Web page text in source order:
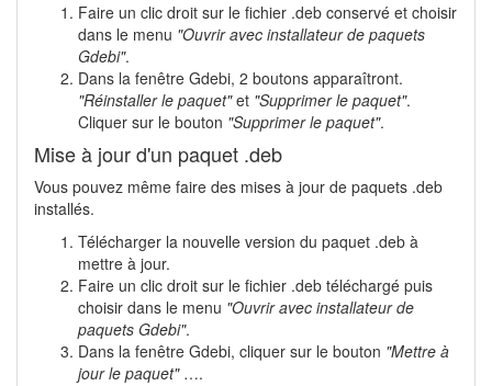
Faire un clic droit sur le fichier .deb conservé et choisir
dans le menu "Ouvrir avec installateur de paquets
Gdebi".
Dans la fenêtre Gdebi, 2 boutons apparaîtront.
"Réinstaller le paquet"et "Supprimer le paquet".
Cliquer sur le bouton "Supprimer le paquet".
Mise à jour d'un paquet .deb
Vous pouvez même faire des mises à jour de paquets .deb
installés.
Télécharger la nouvelle version du paquet .deb à
mettre à jour.
Faire un clic droit sur le fichier .deb téléchargé puis
choisir dans le menu "Ouvrir avec installateur de
paquets Gdebi".
Dans la fenêtre Gdebi, cliquer sur le bouton "Mettre à
jour le paquet"….